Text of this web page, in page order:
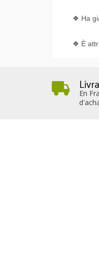
❖ Ha
❖ È
En